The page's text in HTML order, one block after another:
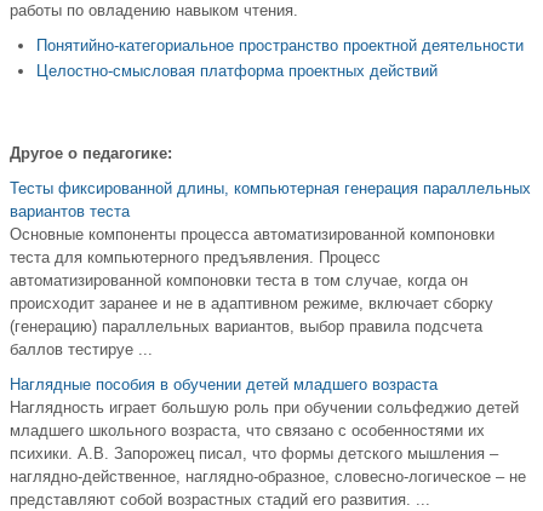
работы по овладению навыком чтения.
Понятийно-категориальное пространство проектной деятельности
Целостно-смысловая платформа проектных действий
Другое о педагогике:
Тесты фиксированной длины, компьютерная генерация параллельных
вариантов теста
Основные компоненты процесса автоматизированной компоновки
теста для компьютерного предъявления. Процесс
автоматизированной компоновки теста в том случае, когда он
происходит заранее и не в адаптивном режиме, включает сборку
(генерацию) параллельных вариантов, выбор правила подсчета
баллов тестируе ...
Наглядные пособия в обучении детей младшего возраста
Наглядность играет большую роль при обучении сольфеджио детей
младшего школьного возраста, что связано с особенностями их
психики. А.В. Запорожец писал, что формы детского мышления –
наглядно-действенное, наглядно-образное, словесно-логическое – не
представляют собой возрастных стадий его развития. ...